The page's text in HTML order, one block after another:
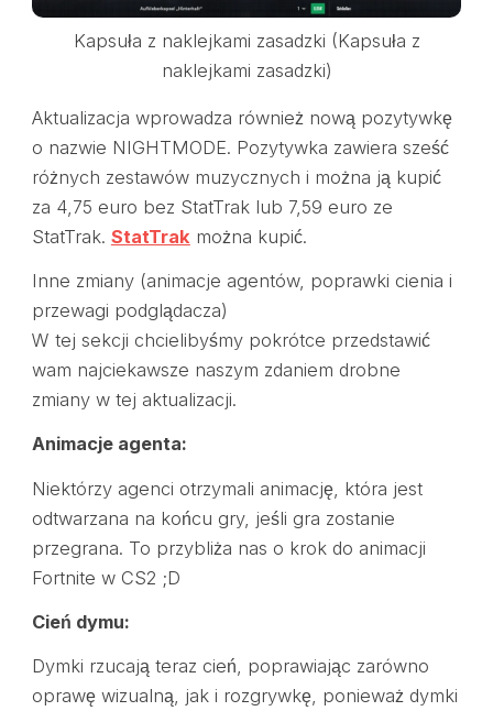
Kapsuła z naklejkami zasadzki (Kapsuła z
naklejkami zasadzki)
Aktualizacja wprowadza również nową pozytywkę
o nazwie NIGHTMODE. Pozytywka zawiera sześć
różnych zestawów muzycznych i można ją kupić
za 4,75 euro bez StatTrak lub 7,59 euro ze
StatTrak. StatTrakmożna kupić.
Inne zmiany (animacje agentów, poprawki cienia i
przewagi podglądacza)
W tej sekcji chcielibyśmy pokrótce przedstawić
wam najciekawsze naszym zdaniem drobne
zmiany w tej aktualizacji.
Animacje agenta:
Niektórzy agenci otrzymali animację, która jest
odtwarzana na końcu gry, jeśli gra zostanie
przegrana. To przybliża nas o krok do animacji
Fortnite w CS2 ;D
Cień dymu:
Dymki rzucają teraz cień, poprawiając zarówno
oprawę wizualną, jak i rozgrywkę, ponieważ dymki